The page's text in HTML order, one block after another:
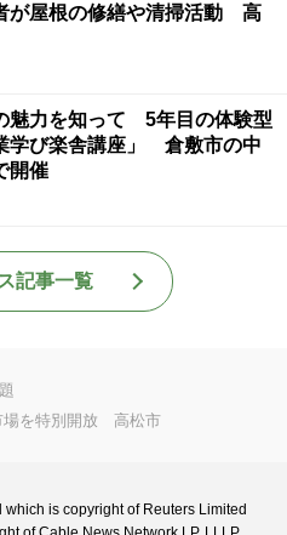
が屋根の修繕や清掃活動 高
魅力を知って 5年目の体験型
学び楽舎講座」 倉敷市の中
開催
記事一覧
場を特別開放 高松市
is copyright of Reuters Limited